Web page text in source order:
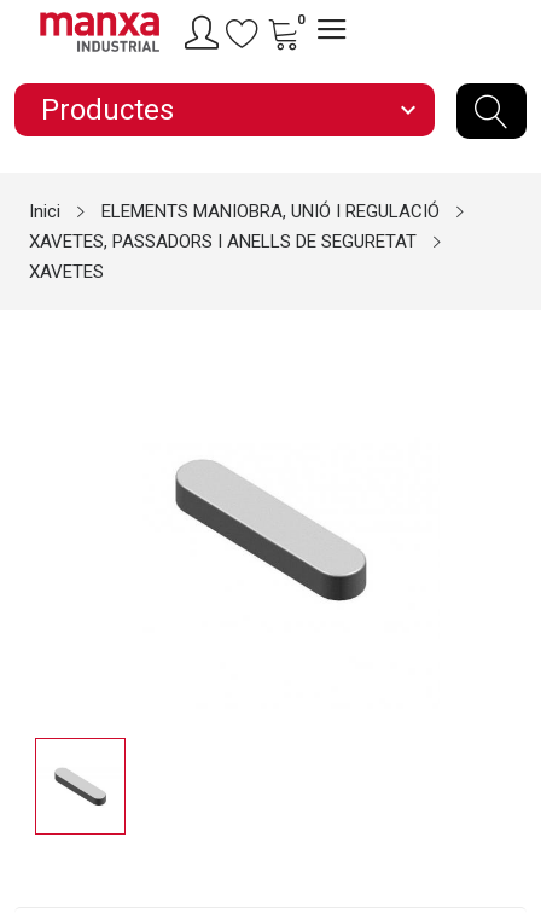
0
Productes expand_more
Inici
ELEMENTS MANIOBRA, UNIÓ I REGULACIÓ
XAVETES, PASSADORS I ANELLS DE SEGURETAT
XAVETES